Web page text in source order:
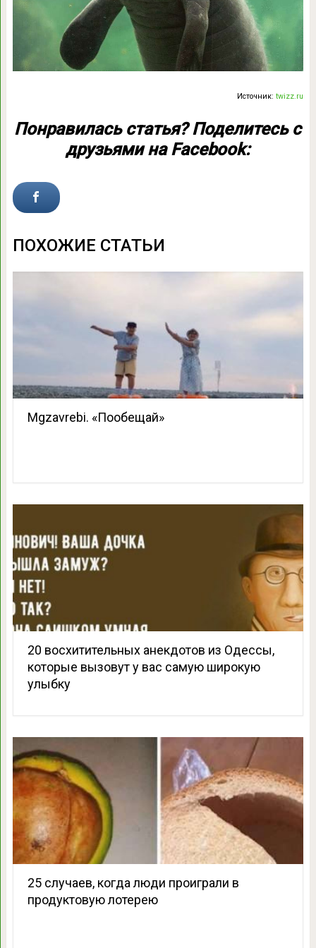
Источник:twizz.ru
Понравилась статья? Поделитесь с
друзьями на Facebook:
ПОХОЖИЕ СТАТЬИ
Mgzavrebi. «Пообещай»
20 восхитительных анекдотов из Одессы,
которые вызовут у вас самую широкую
улыбку
25 случаев, когда люди проиграли в
продуктовую лотерею